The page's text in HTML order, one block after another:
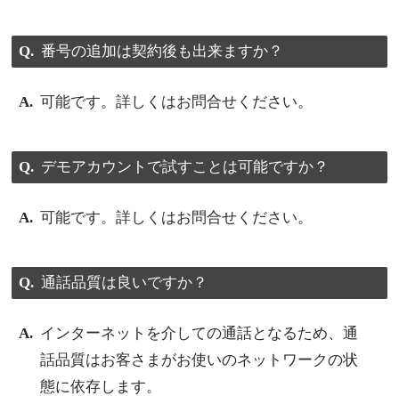
番号の追加は契約後も出来ますか？
可能です。詳しくはお問合せください。
デモアカウントで試すことは可能ですか？
可能です。詳しくはお問合せください。
通話品質は良いですか？
インターネットを介しての通話となるため、通
話品質はお客さまがお使いのネットワークの状
態に依存します。